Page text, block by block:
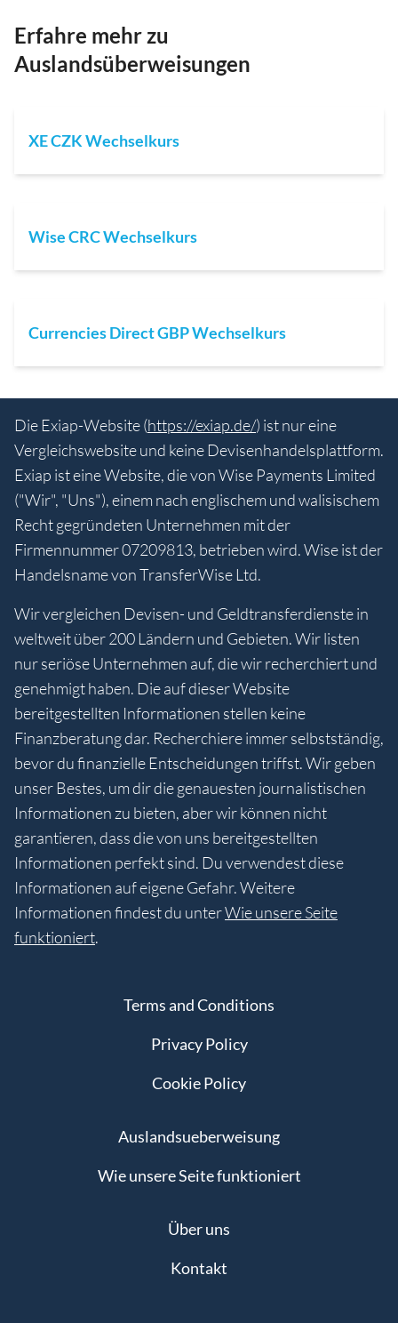
Erfahre mehr zu
Auslandsüberweisungen
XE CZK Wechselkurs
Wise CRC Wechselkurs
Currencies Direct GBP Wechselkurs
Die Exiap-Website (https://exiap.de/) ist nur eine
Vergleichswebsite und keine Devisenhandelsplattform.
Exiap ist eine Website, die von Wise Payments Limited
("Wir", "Uns"), einem nach englischem und walisischem
Recht gegründeten Unternehmen mit der
Firmennummer 07209813, betrieben wird. Wise ist der
Handelsname von TransferWise Ltd.
Wir vergleichen Devisen- und Geldtransferdienste in
weltweit über 200 Ländern und Gebieten. Wir listen
nur seriöse Unternehmen auf, die wir recherchiert und
genehmigt haben. Die auf dieser Website
bereitgestellten Informationen stellen keine
Finanzberatung dar. Recherchiere immer selbstständig,
bevor du finanzielle Entscheidungen triffst. Wir geben
unser Bestes, um dir die genauesten journalistischen
Informationen zu bieten, aber wir können nicht
garantieren, dass die von uns bereitgestellten
Informationen perfekt sind. Du verwendest diese
Informationen auf eigene Gefahr. Weitere
Informationen findest du unterWie unsere Seite
funktioniert.
Terms and Conditions
Privacy Policy
Cookie Policy
Auslandsueberweisung
Wie unsere Seite funktioniert
Über uns
Kontakt